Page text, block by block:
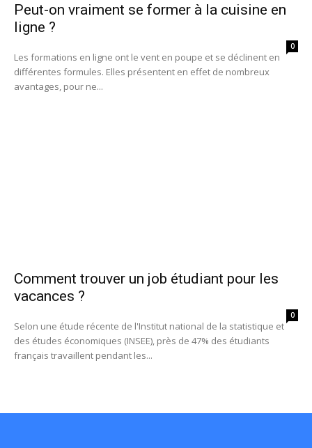
Peut-on vraiment se former à la cuisine en
ligne ?
0
Les formations en ligne ont le vent en poupe et se déclinent en
différentes formules. Elles présentent en effet de nombreux
avantages, pour ne...
Comment trouver un job étudiant pour les
vacances ?
0
Selon une étude récente de l'Institut national de la statistique et
des études économiques (INSEE), près de 47% des étudiants
français travaillent pendant les...